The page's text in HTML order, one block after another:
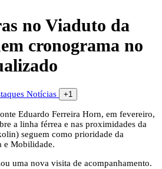
no Viaduto da
cronograma no
Notícias +1
Eduardo Ferreira Horn, em fevereiro,
a linha férrea e nas proximidades da
seguem como prioridade da
e Mobilidade.
uma nova visita de acompanhamento.